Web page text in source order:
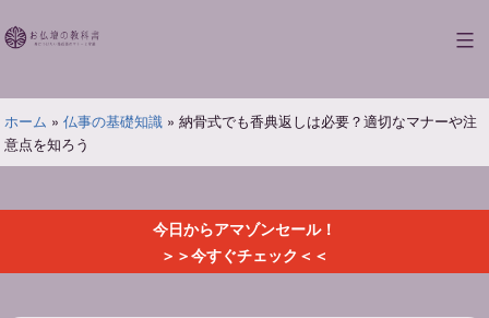
ン
ツ
へ
ス
お
壇
の
教
ホーム » 仏事の基礎知識» 納骨式でも香典返しは必要？適切なマナーや注
意点を知ろう
今日からアマゾンセール！
＞＞今すぐチェック＜＜